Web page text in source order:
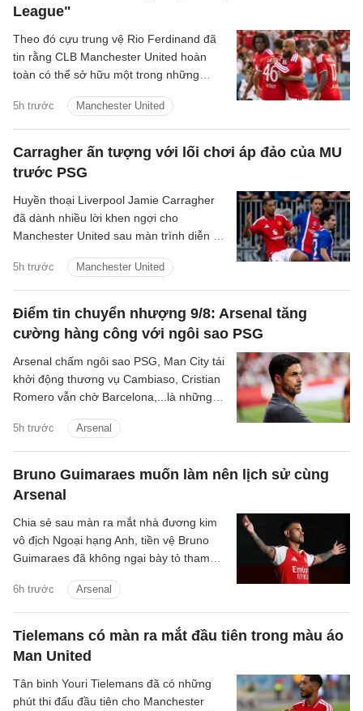
League"
5h trước Manchester United
Theo đó cựu trung vệ Rio Ferdinand đã
tin rằng CLB Manchester United hoàn
toàn có thể sở hữu một trong những
sau khi chứng kiến sự ăn ý giữa Bruno
Fernandes và Youri Tielemans.
Carragher ấn tượng với lối chơi áp đảo của MU
trước PSG
5h trước Manchester United
Huyền thoại Liverpool Jamie Carragher
đã dành nhiều lời khen ngợi cho
Manchester United sau màn trình diễn ấn
hữu tiền mùa giải với Paris Saint-
Germain.
Điểm tin chuyển nhượng 9/8: Arsenal tăng
cường hàng công với ngôi sao PSG
5h trước Arsenal
Arsenal chấm ngôi sao PSG, Man City tái
khởi động thương vụ Cambiaso, Cristian
Romero vẫn chờ Barcelona,...là những
bóng đá sáng 9/8.
Bruno Guimaraes muốn làm nên lịch sử cùng
Arsenal
6h trước Arsenal
Chia sẻ sau màn ra mắt nhà đương kim
vô địch Ngoại hạng Anh, tiền vệ Bruno
Guimaraes đã không ngại bày tỏ tham
tạo nên những điều lớn lao.
Tielemans có màn ra mắt đầu tiên trong màu áo
Man United
Tân binh Youri Tielemans đã có những
phút thi đấu đầu tiên cho Manchester